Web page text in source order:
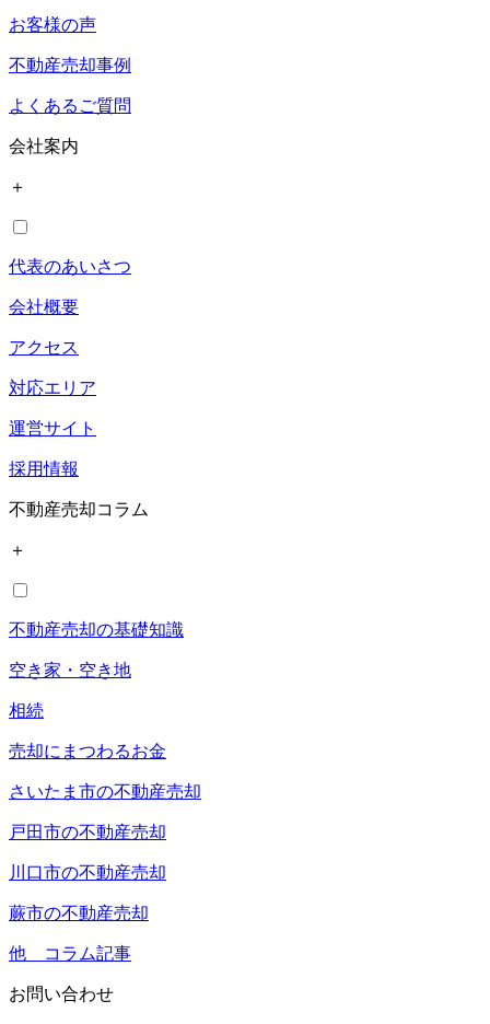
お客様の声
不動産売却事例
よくあるご質問
会社案内
＋
代表のあいさつ
会社概要
アクセス
対応エリア
運営サイト
採用情報
不動産売却コラム
＋
不動産売却の基礎知識
空き家・空き地
相続
売却にまつわるお金
さいたま市の不動産売却
戸田市の不動産売却
川口市の不動産売却
蕨市の不動産売却
他 コラム記事
お問い合わせ